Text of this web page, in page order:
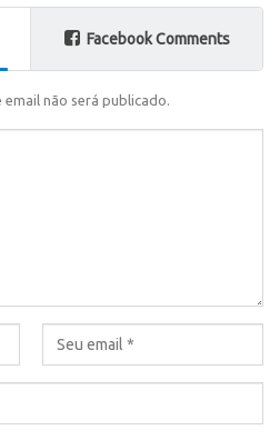
Facebook Comments
email não será publicado.